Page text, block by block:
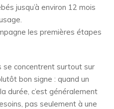
jusqu’à environ 12 mois
les premières étapes
concentrent surtout sur
bon signe : quand un
durée, c’est généralement
pas seulement à une